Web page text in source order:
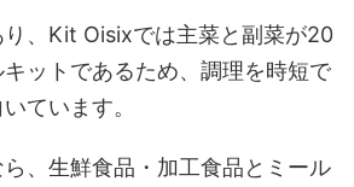
り、Kit Oisixでは主菜と副菜が20
ットであるため、調理を時短で
ています。
、生鮮食品・加工食品とミール